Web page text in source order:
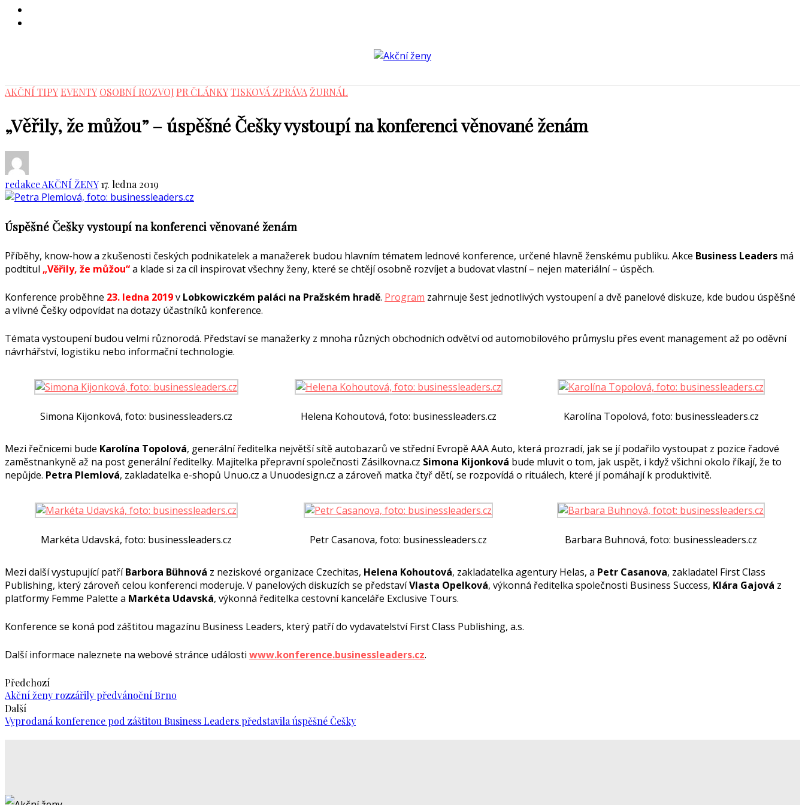
AKČNÍ TIPY EVENTY OSOBNÍ ROZVOJ PR ČLÁNKYTISKOVÁ ZPRÁVAŽURNÁL
„Věřily, že můžou” – úspěšné Češky vystoupí na konferenci věnované ženám
redakce AKČNÍ ŽENY 17. ledna 2019
Úspěšné Češky vystoupí na konferenci věnované ženám
Příběhy, know-how a zkušenosti českých podnikatelek a manažerek budou hlavním tématem lednové konference, určené hlavně ženskému publiku. Akce Business Leaders má
podtitul „Věřily, že můžou“a klade si za cíl inspirovat všechny ženy, které se chtějí osobně rozvíjet a budovat vlastní – nejen materiální – úspěch.
Konference proběhne 23. ledna 2019v Lobkowiczkém paláci na Pražském hradě. Program zahrnuje šest jednotlivých vystoupení a dvě panelové diskuze, kde budou úspěšné
a vlivné Češky odpovídat na dotazy účastníků konference.
Témata vystoupení budou velmi různorodá. Představí se manažerky z mnoha různých obchodních odvětví od automobilového průmyslu přes event management až po oděvní
návrhářství, logistiku nebo informační technologie.
Simona Kijonková, foto: businessleaders.cz Helena Kohoutová, foto: businessleaders.cz Karolína Topolová, foto: businessleaders.cz
Mezi řečnicemi bude Karolína Topolová, generální ředitelka největší sítě autobazarů ve střední Evropě AAA Auto, která prozradí, jak se jí podařilo vystoupat z pozice řadové
zaměstnankyně až na post generální ředitelky. Majitelka přepravní společnosti Zásilkovna.cz Simona Kijonková bude mluvit o tom, jak uspět, i když všichni okolo říkají, že to
nepůjde. Petra Plemlová, zakladatelka e-shopů Unuo.cz a Unuodesign.cz a zároveň matka čtyř dětí, se rozpovídá o rituálech, které jí pomáhají k produktivitě.
Markéta Udavská, foto: businessleaders.cz Petr Casanova, foto: businessleaders.cz Barbara Buhnová, foto: businessleaders.cz
Mezi další vystupující patříBarbora Bühnová z neziskové organizace Czechitas, Helena Kohoutová, zakladatelka agentury Helas, a Petr Casanova, zakladatel First Class
Publishing, který zároveň celou konferenci moderuje. V panelových diskuzích se představíVlasta Opelková, výkonná ředitelka společnosti Business Success, Klára Gajová z
platformy Femme Palette a Markéta Udavská, výkonná ředitelka cestovní kanceláře Exclusive Tours.
Konference se koná pod záštitou magazínu Business Leaders, který patří do vydavatelství First Class Publishing, a.s.
Další informace naleznete na webové stránce události www.konference.businessleaders.cz.
Předchozí
Akční ženy rozzářily předvánoční Brno
Další
Vyprodaná konference pod záštitou Business Leaders představila úspěšné Češky